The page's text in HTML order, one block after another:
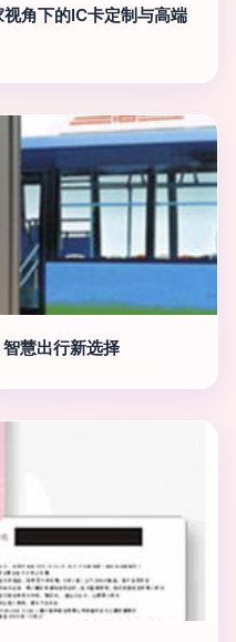
角下的IC卡定制与高端
慧出行新选择